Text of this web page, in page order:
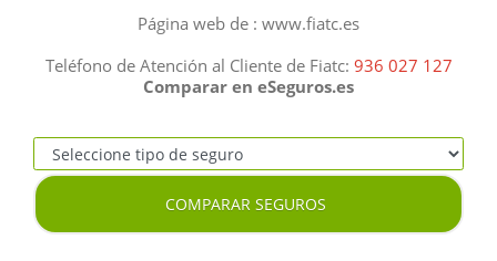
Página web de : www.fiatc.es
Teléfono de Atención al Cliente de Fiatc: 936 027 127
Comparar en eSeguros.es
COMPARAR SEGUROS